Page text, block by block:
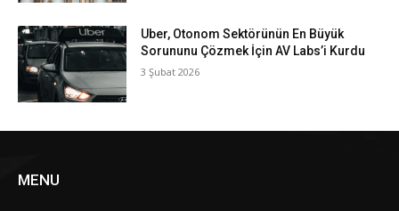
Uber, Otonom Sektörünün En Büyük
Sorununu Çözmek İçin AV Labs’i Kurdu
3 Şubat 2026
MENU